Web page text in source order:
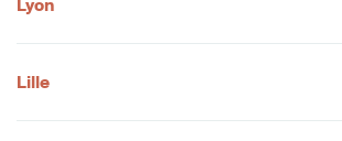
Lyon
Lille